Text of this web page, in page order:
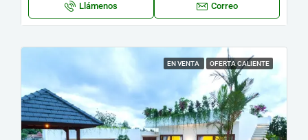
Llámenos Correo
EN VENTA OFERTA CALIENTE